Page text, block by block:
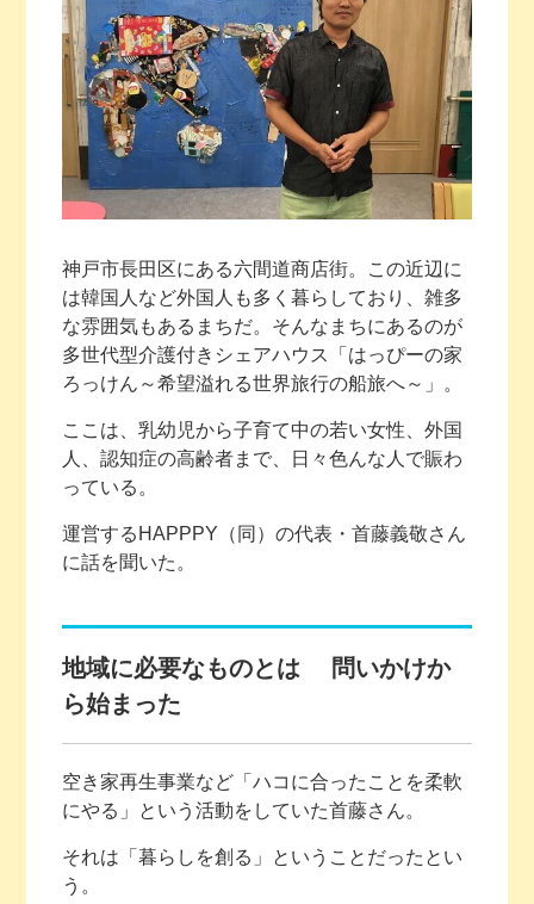
神戸市長田区にある六間道商店街。この近辺に
は韓国人など外国人も多く暮らしており、雑多
な雰囲気もあるまちだ。そんなまちにあるのが
多世代型介護付きシェアハウス「はっぴーの家
ろっけん～希望溢れる世界旅行の船旅へ～」。
ここは、乳幼児から子育て中の若い女性、外国
人、認知症の高齢者まで、日々色んな人で賑わ
っている。
運営するHAPPPY（同）の代表・首藤義敬さん
に話を聞いた。
地域に必要なものとは 問いかけか
ら始まった
空き家再生事業など「ハコに合ったことを柔軟
にやる」という活動をしていた首藤さん。
それは「暮らしを創る」ということだったとい
う。